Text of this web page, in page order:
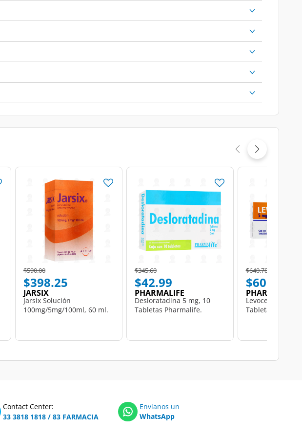
Price reduced from
$590.00to
$398.25
JARSIX
Jarsix Solución
100mg/5mg/100ml, 60 ml.
Price reduced from
$345.60to
$42.99
PHARMALIFE
Desloratadina 5 mg, 10
Tabletas Pharmalife.
Price reduced from
$640.78
$60.49
PHARMALIFE
Levocetirizina 5
Tabletas
Contact Center:
33 3818 1818 / 83 FARMACIA
Envíanos un
WhatsApp